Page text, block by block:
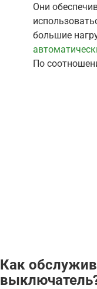
Они
большие
По
Как